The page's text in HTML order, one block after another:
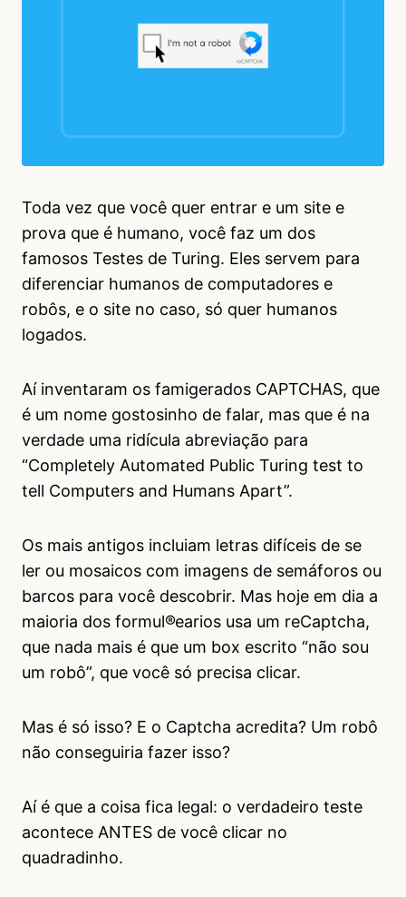
Toda vez que você quer entrar e um site e
prova que é humano, você faz um dos
famosos Testes de Turing. Eles servem para
diferenciar humanos de computadores e
robôs, e o site no caso, só quer humanos
logados.
Aí inventaram os famigerados CAPTCHAS, que
é um nome gostosinho de falar, mas que é na
verdade uma ridícula abreviação para
“Completely Automated Public Turing test to
tell Computers and Humans Apart”.
Os mais antigos incluiam letras difíceis de se
ler ou mosaicos com imagens de semáforos ou
barcos para você descobrir. Mas hoje em dia a
maioria dos formul®earios usa um reCaptcha,
que nada mais é que um box escrito “não sou
um robô”, que você só precisa clicar.
Mas é só isso? E o Captcha acredita? Um robô
não conseguiria fazer isso?
Aí é que a coisa fica legal: o verdadeiro teste
acontece ANTES de você clicar no
quadradinho.